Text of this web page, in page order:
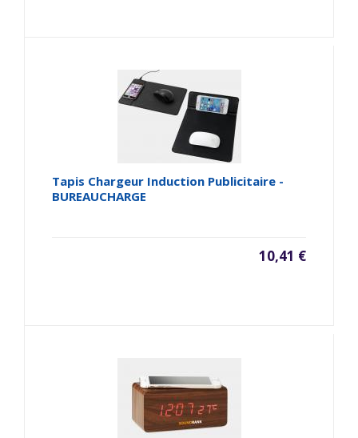
Tapis Chargeur Induction Publicitaire -
BUREAUCHARGE
10,41 €